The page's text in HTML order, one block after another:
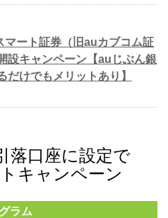
マート証券（旧auカブコム証
設キャンペーン【auじぶん銀
だけでもメリットあり】
落口座に設定で
キャンペーン
ラム